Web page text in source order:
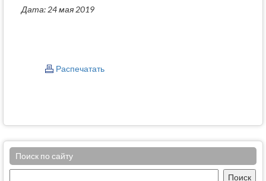
Дата: 24 мая 2019
Распечатать
Поиск по сайту